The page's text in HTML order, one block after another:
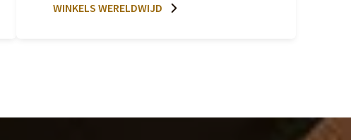
WINKELS WERELDWIJD